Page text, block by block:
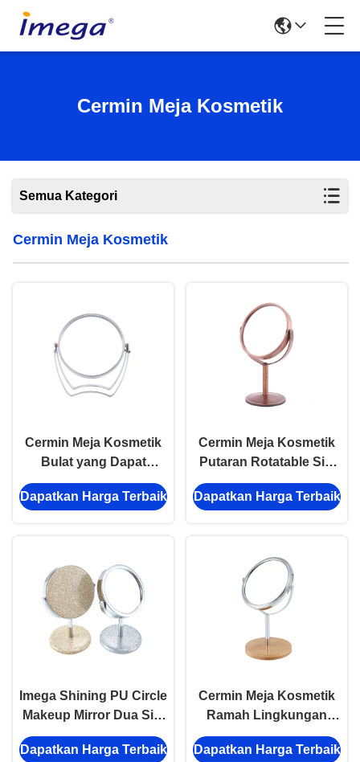
Cermin Meja Kosmetik
Semua Kategori
Cermin Meja Kosmetik
Cermin Meja Kosmetik
Bulat yang Dapat
Diputar 360 Derajat
Sudut yang Dapat
Dapatkan Harga Terbaik
Cermin Meja Kosmetik
Putaran Rotatable Sisi
Ganda Mini Rose Desk
Top Mirror
Dapatkan Harga Terbaik
Imega Shining PU Circle
Makeup Mirror Dua Sisi
Kosmetik Lucu Dapat
Diputar
Dapatkan Harga Terbaik
Cermin Meja Kosmetik
Ramah Lingkungan
Dua Sisi Cermin
Desktop Kayu Bambu
Dapatkan Harga Terbaik